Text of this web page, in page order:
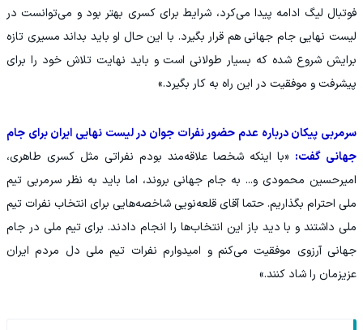
فوتبال لیگ ادامه پیدا می‌کرد، شرایط برای کسری بهتر بود و می‌توانست در
لیست نهایی جام جهانی هم قرار بگیرد. با این حال او باید بداند مسیری تازه
برایش شروع شده که بسیار طولانی است و باید نهایت تلاش خود را برای
پیشرفت و موفقیت در این راه به کار بگیرد.»
سرمربی پیکان درباره عدم حضور نفرات جوان در لیست نهایی ایران برای جام
جهانی گفت: «با اینکه شخصا علاقه‌مند بودم نفراتی مثل کسری طاهری،
امیرحسین محمودی و... به جام جهانی بروند، اما باید به نظر سرمربی تیم
ملی احترام بگذاریم. حتما آقای قلعه‌نویی شاخصه‌هایی برای انتخاب نفرات تیم
ملی داشتند و با دید باز این انتخاب‌ها را انجام دادند. برای تیم ملی در جام
جهانی آرزوی موفقیت می‌کنم و امیدوارم نفرات تیم ملی دل مردم ایران
عزیزمان را شاد کنند.»